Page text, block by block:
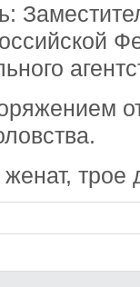
трое